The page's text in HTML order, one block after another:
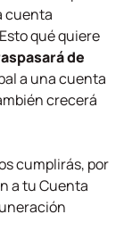
cuenta
qué quiere
de
a una cuenta
crecerá
cumplirás, por
a tu Cuenta